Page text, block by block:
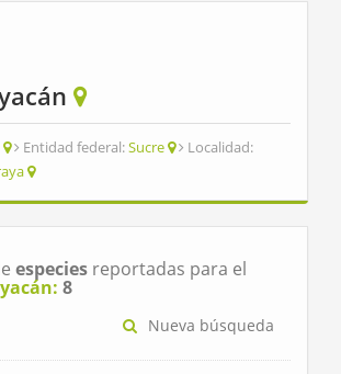
Entidad federal:Sucre
Localidad:
especies reportadas para el
8
Nueva búsqueda